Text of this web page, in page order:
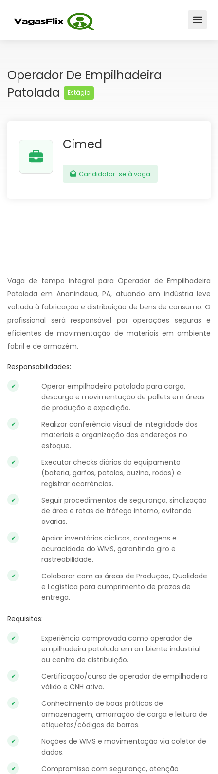
Operador De Empilhadeira
Patolada
Estágio
Cimed
Candidatar-se à vaga
Vaga de tempo integral para Operador de Empilhadeira
Patolada em Ananindeua, PA, atuando em indústria leve
voltada à fabricação e distribuição de bens de consumo. O
profissional será responsável por operações seguras e
eficientes de movimentação de materiais em ambiente
fabril e de armazém.
Responsabilidades:
Operar empilhadeira patolada para carga,
descarga e movimentação de pallets em áreas
de produção e expedição.
Realizar conferência visual de integridade dos
materiais e organização dos endereços no
estoque.
Executar checks diários do equipamento
(bateria, garfos, patolas, buzina, rodas) e
registrar ocorrências.
Seguir procedimentos de segurança, sinalização
de área e rotas de tráfego interno, evitando
avarias.
Apoiar inventários cíclicos, contagens e
acuracidade do WMS, garantindo giro e
rastreabilidade.
Colaborar com as áreas de Produção, Qualidade
e Logística para cumprimento de prazos de
entrega.
Requisitos:
Experiência comprovada como operador de
empilhadeira patolada em ambiente industrial
ou centro de distribuição.
Certificação/curso de operador de empilhadeira
válido e CNH ativa.
Conhecimento de boas práticas de
armazenagem, amarração de carga e leitura de
etiquetas/códigos de barras.
Noções de WMS e movimentação via coletor de
dados.
Compromisso com segurança, atenção